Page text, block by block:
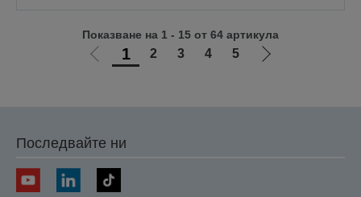
Отиди
1 2 3 4 5
Отиди
Показване на 1 - 15 от 64 артикула
Последвайте ни